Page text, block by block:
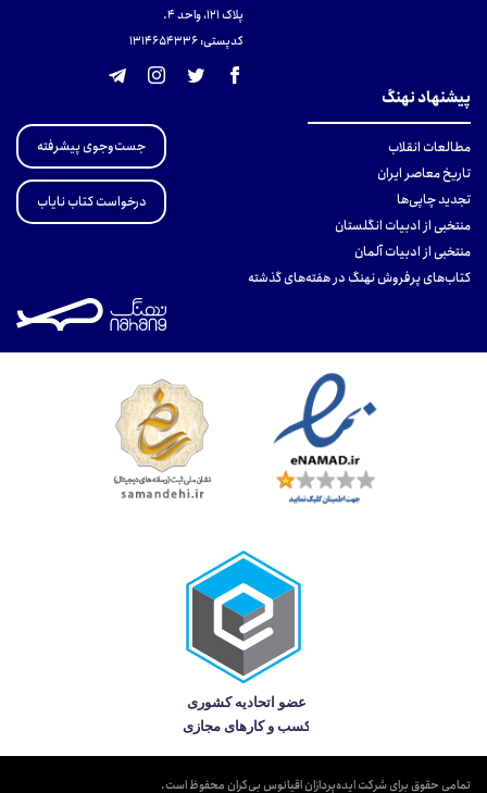
پلاک 121، واحد ۴.
کدپستی: 131465433۶
پیشنهاد نهنگ
مطالعات انقلاب
تاریخ معاصر ایران
تجدید چاپی‌ها
منتخبی از ادبیات انگلستان
منتخبی از ادبیات آلمان
کتاب‌های پرفروش نهنگ در هفته‌های گذشته
جست‌وجوی پیشرفته
درخواست کتاب نایاب
تمامی حقوق برای شرکت ایده‌پردازان اقیانوس بی‌کران محفوظ است.